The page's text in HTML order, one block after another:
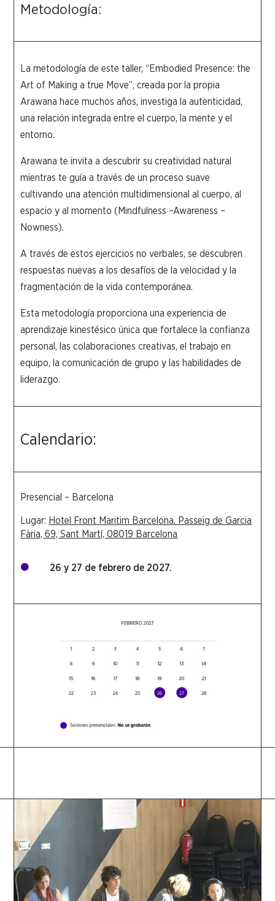
Metodología:
La metodología de este taller, “Embodied Presence: the
Art of Making a true Move”, creada por la propia
Arawana hace muchos años, investiga la autenticidad,
una relación integrada entre el cuerpo, la mente y el
entorno.
Arawana te invita a descubrir su creatividad natural
mientras te guía a través de un proceso suave
cultivando una atención multidimensional al cuerpo, al
espacio y al momento (Mindfulness –Awareness –
Nowness).
A través de estos ejercicios no verbales, se descubren
respuestas nuevas a los desafíos de la velocidad y la
fragmentación de la vida contemporánea.
Esta metodología proporciona una experiencia de
aprendizaje kinestésico única que fortalece la confianza
personal, las colaboraciones creativas, el trabajo en
equipo, la comunicación de grupo y las habilidades de
liderazgo.
Calendario:
Presencial – Barcelona
Lugar: Hotel Front Maritim Barcelona. Passeig de Garcia
Fària, 69, Sant Martí, 08019 Barcelona
 26 y 27 de febrero de 2027.